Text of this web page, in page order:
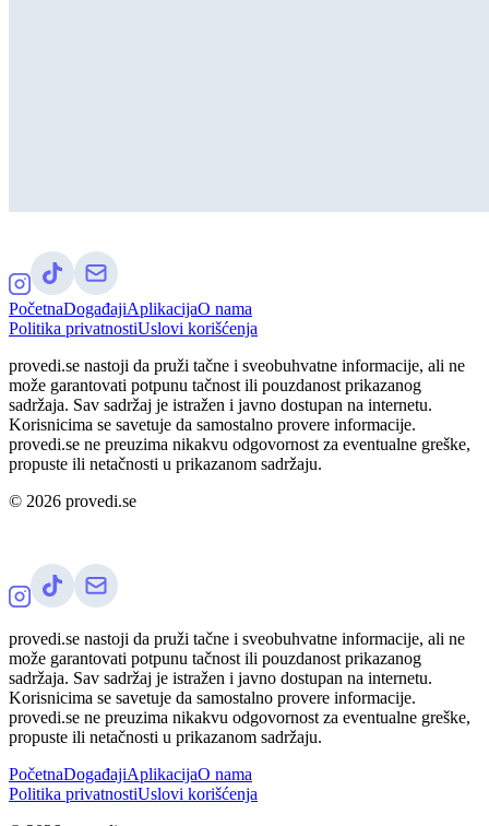
PočetnaDogađajiAplikacijaO nama
Politika privatnostiUslovi korišćenja
provedi.se nastoji da pruži tačne i sveobuhvatne informacije, ali ne
može garantovati potpunu tačnost ili pouzdanost prikazanog
sadržaja. Sav sadržaj je istražen i javno dostupan na internetu.
Korisnicima se savetuje da samostalno provere informacije.
provedi.se ne preuzima nikakvu odgovornost za eventualne greške,
propuste ili netačnosti u prikazanom sadržaju.
© 2026 provedi.se
provedi.se nastoji da pruži tačne i sveobuhvatne informacije, ali ne
može garantovati potpunu tačnost ili pouzdanost prikazanog
sadržaja. Sav sadržaj je istražen i javno dostupan na internetu.
Korisnicima se savetuje da samostalno provere informacije.
provedi.se ne preuzima nikakvu odgovornost za eventualne greške,
propuste ili netačnosti u prikazanom sadržaju.
PočetnaDogađajiAplikacijaO nama
Politika privatnostiUslovi korišćenja